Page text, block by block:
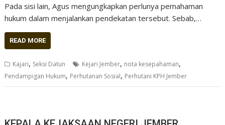
Pada sisi lain, Agus mengungkapkan perlunya pemahaman
hukum dalam menjalankan pendekatan tersebut. Sebab,…
READ MORE
Kajari, Seksi Datun Kejari Jember, nota kesepahaman,
Pendampigan Hukum, Perhutanan Sosial, Perhutani KPH Jember